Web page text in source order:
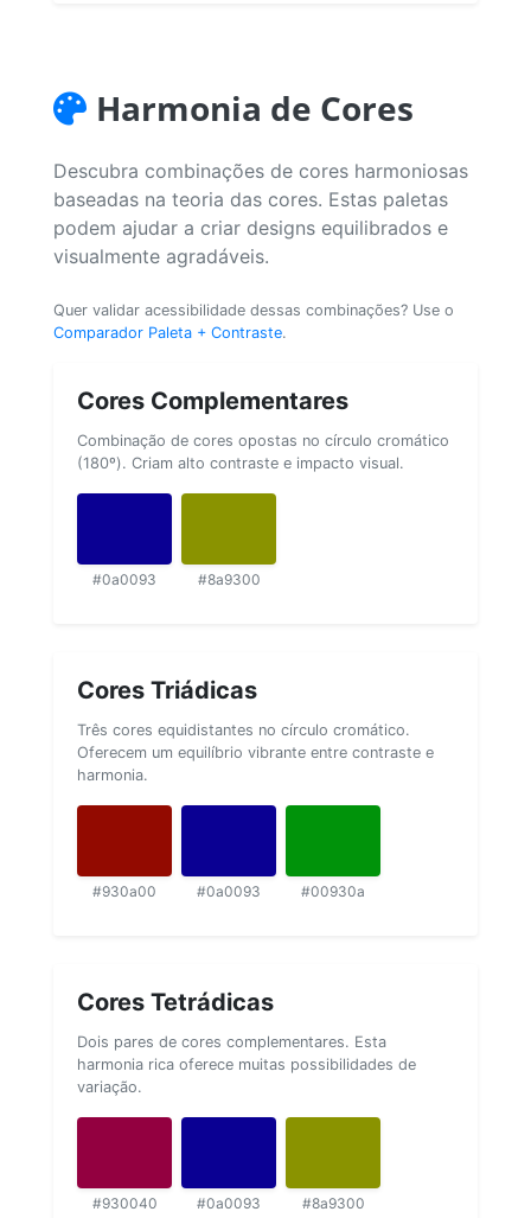
Harmonia de Cores
Descubra combinações de cores harmoniosas
baseadas na teoria das cores. Estas paletas
podem ajudar a criar designs equilibrados e
visualmente agradáveis.
Quer validar acessibilidade dessas combinações? Use o
Comparador Paleta + Contraste.
Cores Complementares
Combinação de cores opostas no círculo cromático
(180º). Criam alto contraste e impacto visual.
#0a0093 #8a9300
Cores Triádicas
Três cores equidistantes no círculo cromático.
Oferecem um equilíbrio vibrante entre contraste e
harmonia.
#930a00 #0a0093 #00930a
Cores Tetrádicas
Dois pares de cores complementares. Esta
harmonia rica oferece muitas possibilidades de
variação.
#930040 #0a0093 #8a9300